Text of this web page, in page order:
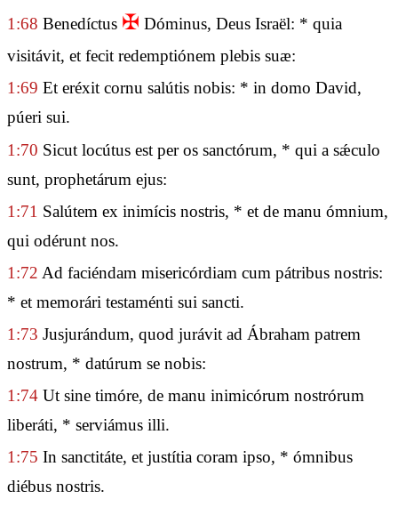
1:68 Benedíctus ✠ Dóminus, Deus Israël: * quia
visitávit, et fecit redemptiónem plebis suæ:
1:69 Et eréxit cornu salútis nobis: * in domo David,
púeri sui.
1:70 Sicut locútus est per os sanctórum, * qui a sǽculo
sunt, prophetárum ejus:
1:71 Salútem ex inimícis nostris, * et de manu ómnium,
qui odérunt nos.
1:72 Ad faciéndam misericórdiam cum pátribus nostris:
* et memorári testaménti sui sancti.
1:73 Jusjurándum, quod jurávit ad Ábraham patrem
nostrum, * datúrum se nobis:
1:74 Ut sine timóre, de manu inimicórum nostrórum
liberáti, * serviámus illi.
1:75 In sanctitáte, et justítia coram ipso, * ómnibus
diébus nostris.